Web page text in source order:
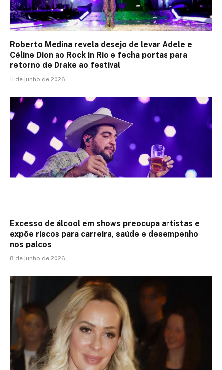
Roberto Medina revela desejo de levar Adele e
Céline Dion ao Rock in Rio e fecha portas para
retorno de Drake ao festival
11 de junho de 2026
Excesso de álcool em shows preocupa artistas e
expõe riscos para carreira, saúde e desempenho
nos palcos
8 de junho de 2026